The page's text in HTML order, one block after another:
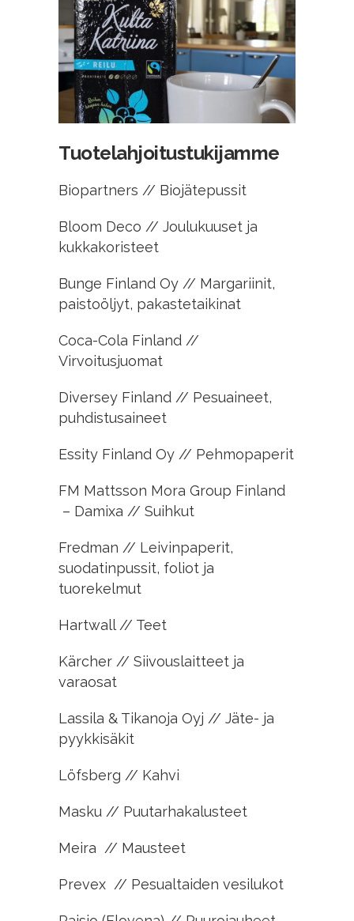
Tuotelahjoitustukijamme
Biopartners // Biojätepussit
Bloom Deco // Joulukuuset ja
kukkakoristeet
Bunge Finland Oy // Margariinit,
paistoöljyt, pakastetaikinat
Coca-Cola Finland //
Virvoitusjuomat
Diversey Finland // Pesuaineet,
puhdistusaineet
Essity Finland Oy // Pehmopaperit
FM Mattsson Mora Group Finland
– Damixa // Suihkut
Fredman // Leivinpaperit,
suodatinpussit, foliot ja
tuorekelmut
Hartwall // Teet
Kärcher // Siivouslaitteet ja
varaosat
Lassila & Tikanoja Oyj // Jäte- ja
pyykkisäkit
Löfsberg // Kahvi
Masku // Puutarhakalusteet
Meira // Mausteet
Prevex // Pesualtaiden vesilukot